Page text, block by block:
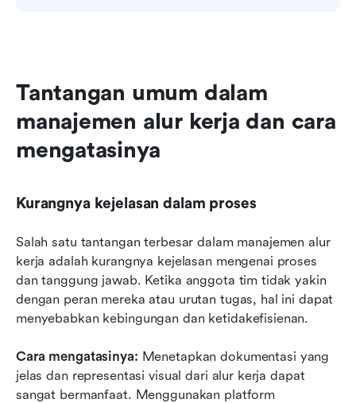
Tantangan umum dalam
manajemen alur kerja dan cara
mengatasinya
Kurangnya kejelasan dalam proses
Salah satu tantangan terbesar dalam manajemen alur
kerja adalah kurangnya kejelasan mengenai proses
dan tanggung jawab. Ketika anggota tim tidak yakin
dengan peran mereka atau urutan tugas, hal ini dapat
menyebabkan kebingungan dan ketidakefisienan.
Cara mengatasinya: Menetapkan dokumentasi yang
jelas dan representasi visual dari alur kerja dapat
sangat bermanfaat. Menggunakan platform